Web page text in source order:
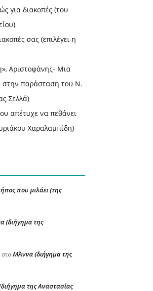
για διακοπές (του
σας (επιλέγει η
Αριστοφάνης- Μια
στην παράσταση του Ν.
Σελλά)
απέτυχε να πεθάνει
Χαραλαμπίδη)
που μιλάει (της
(διήγημα της
στοΜΆννα (διήγημα της
της Αναστασίας